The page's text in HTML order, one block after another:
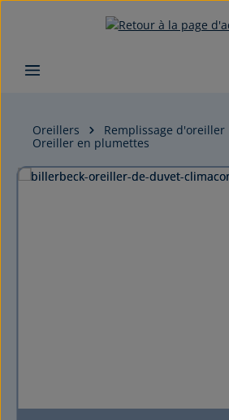
Passer au contenu principal
Oreillers
Remplissage d'oreiller
Oreiller en plumettes
Ignorer la galerie d'images